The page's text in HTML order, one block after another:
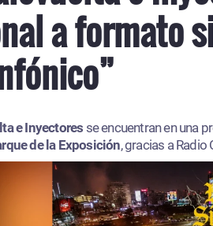
a formato
e Inyectores se encuentran en una
de la Exposición, gracias a Radio